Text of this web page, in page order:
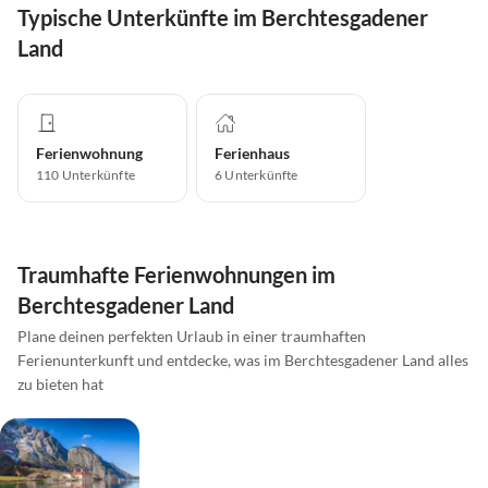
Typische Unterkünfte im Berchtesgadener
Land
Ferienwohnung
110 Unterkünfte
Ferienhaus
6 Unterkünfte
Traumhafte Ferienwohnungen im
Berchtesgadener Land
Plane deinen perfekten Urlaub in einer traumhaften
Ferienunterkunft und entdecke, was im Berchtesgadener Land alles
zu bieten hat